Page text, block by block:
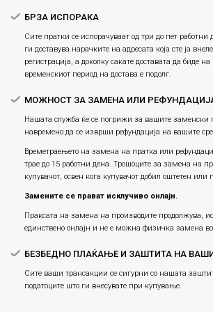
БРЗА ИСПОРАКА
Сите пратки се испорачуваат од три до пет работни
ги доставува нарачките на адресата која сте ја
регистрација, а доколку сакате доставата да биде
временскиот период на достава е подолг.
МОЖНОСТ ЗА ЗАМЕНА ИЛИ
Нашата служба ќе се погрижи за вашите заменски
навремено да се изврши рефундација на вашите
Времетраењето на замена на пратка или
трае до 15 работни дена. Трошоците за замена на
купувачот, освен кога купувачот добил оштетен или
Замените се прават исклучиво онлајн.
Праксата на замена на производите продолжува,
единствено онлајн и не е можна физичка замена
БЕЗБЕДНО ПЛАЌАЊЕ И ЗАШТИТА НА
Сите ваши трансакции се сигурни со нашата
податоците што ги внесувате при купување.